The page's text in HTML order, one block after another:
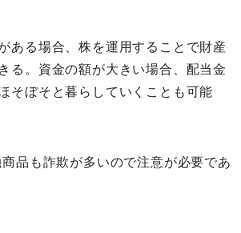
ある場合、株を運用することで財産
る。資金の額が大きい場合、配当金
そぼそと暮らしていくことも可能
品も詐欺が多いので注意が必要であ